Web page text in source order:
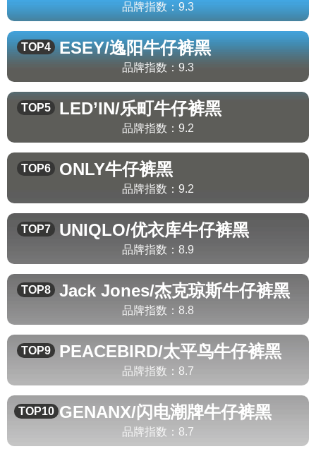
品牌指数： 9.3
TOP4 ESEY/逸阳牛仔裤黑
品牌指数： 9.3
TOP5 LED’IN/乐町牛仔裤黑
品牌指数： 9.2
TOP6 ONLY牛仔裤黑
品牌指数： 9.2
TOP7 UNIQLO/优衣库牛仔裤黑
品牌指数： 8.9
TOP8 Jack Jones/杰克琼斯牛仔裤黑
品牌指数： 8.8
TOP9 PEACEBIRD/太平鸟牛仔裤黑
品牌指数： 8.7
TOP10 GENANX/闪电潮牌牛仔裤黑
品牌指数： 8.7